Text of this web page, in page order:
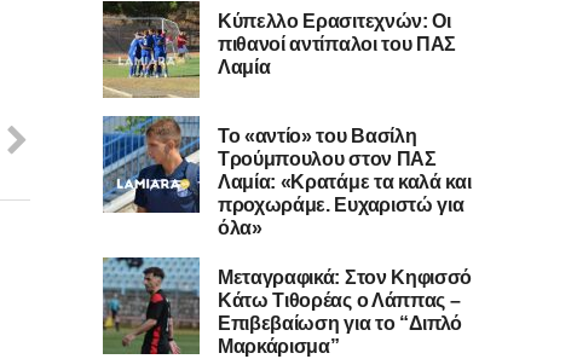
Κύπελλο Ερασιτεχνών: Οι
πιθανοί αντίπαλοι του ΠΑΣ
Λαμία
Το «αντίο» του Βασίλη
Τρούμπουλου στον ΠΑΣ
Λαμία: «Κρατάμε τα καλά και
προχωράμε. Ευχαριστώ για
όλα»
Μεταγραφικά: Στον Κηφισσό
Κάτω Τιθορέας ο Λάππας –
Επιβεβαίωση για το “Διπλό
Μαρκάρισμα”